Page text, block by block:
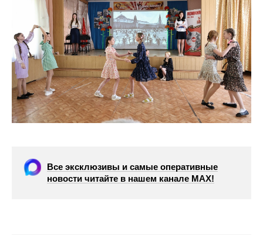
Все эксклюзивы и самые оперативные
новости читайте в нашем канале МАХ!